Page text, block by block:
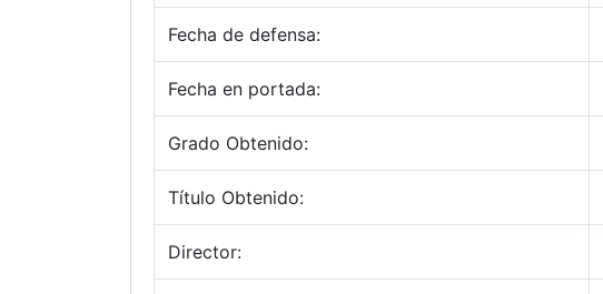
Fecha de defensa:
Fecha en portada:
Grado Obtenido:
Título Obtenido:
Director: